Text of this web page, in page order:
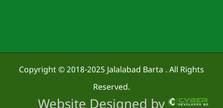
Copyright © 2018-2025Jalalabad Barta . All Rights
Reserved.